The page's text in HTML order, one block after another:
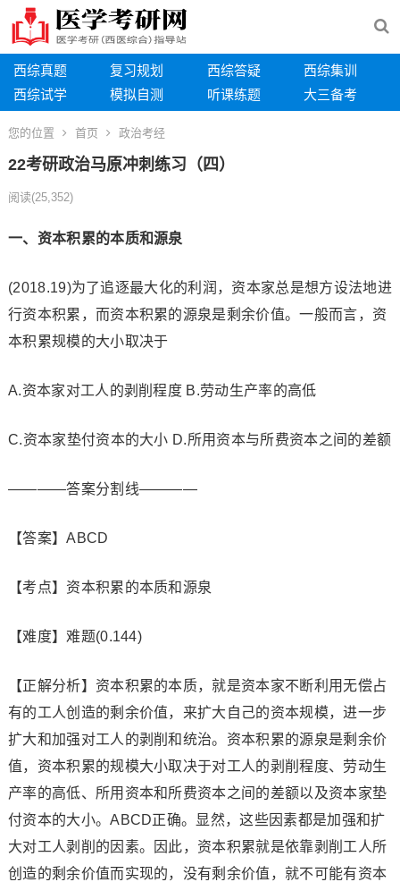
西综真题 复习规划 西综答疑
西综集训
西综试学
模拟自测 听课练题 大三备考
您的位置 首页 政治考经
22考研政治马原冲刺练习（四）
阅读(25,352)
一、资本积累的本质和源泉
(2018.19)为了追逐最大化的利润，资本家总是想方设法地进
行资本积累，而资本积累的源泉是剩余价值。一般而言，资
本积累规模的大小取决于
A.资本家对工人的剥削程度 B.劳动生产率的高低
C.资本家垫付资本的大小 D.所用资本与所费资本之间的差额
————答案分割线————
【答案】ABCD
【考点】资本积累的本质和源泉
【难度】难题(0.144)
【正解分析】资本积累的本质，就是资本家不断利用无偿占
有的工人创造的剩余价值，来扩大自己的资本规模，进一步
扩大和加强对工人的剥削和统治。资本积累的源泉是剩余价
值，资本积累的规模大小取决于对工人的剥削程度、劳动生
产率的高低、所用资本和所费资本之间的差额以及资本家垫
付资本的大小。ABCD正确。显然，这些因素都是加强和扩
大对工人剥削的因素。因此，资本积累就是依靠剥削工人所
创造的剩余价值而实现的，没有剩余价值，就不可能有资本